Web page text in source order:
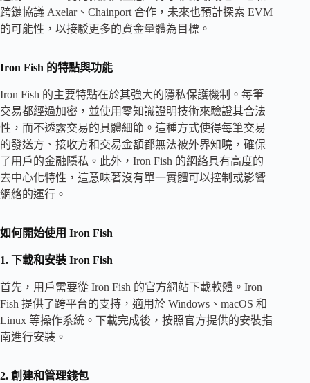
跨鏈協議 Axelar、Chainport 合作，未來也預計探索 EVM
的可能性，以接駁更多的資金量體為目標。
Iron Fish 的特點與功能
Iron Fish 的主要特點在於其強大的隱私保護機制。每筆
交易都經過加密，並使用零知識證明技術來驗證其合法
性，而不透露交易的具體細節。這種方式使得每筆交易
的發送方、接收方和交易金額都無法被外界知曉，確保
了用戶的金融隱私。此外，Iron Fish 的網絡具有高度的
去中心化特性，這意味著沒有單一實體可以控制或影響
網絡的運行。
如何開始使用 Iron Fish
1. 下載和安裝 Iron Fish
首先，用戶需要從 Iron Fish 的官方網站下載軟體。Iron
Fish 提供了跨平台的支持，適用於 Windows、macOS 和
Linux 等操作系統。下載完成後，按照官方提供的安裝指
南進行安裝。
2. 創建和管理錢包